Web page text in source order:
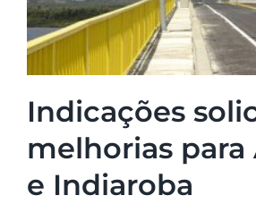
Indicações
melhorias para
e Indiaroba